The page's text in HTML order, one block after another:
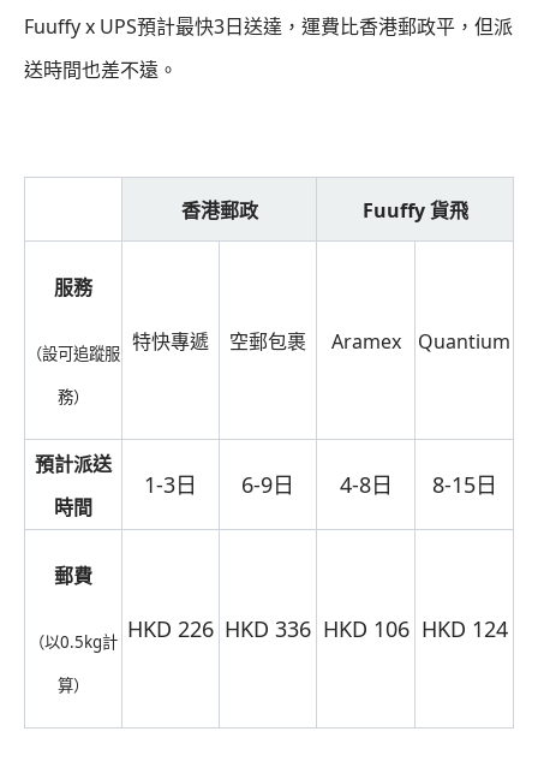
Fuuffy x UPS預計最快3日送達，運費比香港郵政平，但派
送時間也差不遠。
香港郵政 Fuuffy 貨飛
服務
（設可追蹤服
務）
特快專遞 空郵包裹 Aramex Quantium
預計派送
時間
1-3日 6-9日 4-8日 8-15日
郵費
（以0.5kg計
算）
HKD 226 HKD 336 HKD 106 HKD 124